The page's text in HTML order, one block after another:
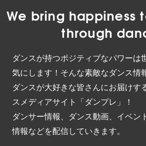
We bring happiness
through
ダンスが持つポジティブなパワーは
気にします！そんな素敵なダンス情
ダンスが大好きな皆さんにお届けす
スメディアサイト「ダンプレ」！
ダンサー情報、ダンス動画、イベン
情報などを配信していきます。